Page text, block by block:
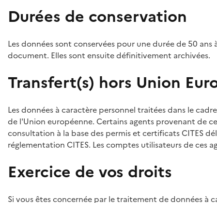
Durées de conservation
Les données sont conservées pour une durée de 50
document. Elles sont ensuite définitivement archivées.
Transfert(s) hors Union
Les données à caractère personnel traitées dans le
de l'Union européenne. Certains agents provenant de
consultation à la base des permis et certificats CITES
réglementation CITES. Les comptes utilisateurs de ces
Exercice de vos droits
Si vous êtes concernée par le traitement de données à